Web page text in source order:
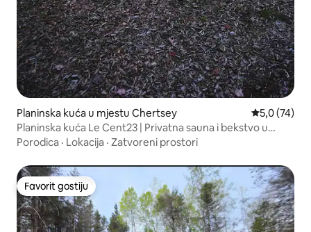
Planinska kuća u mjestu Chertsey prosječna
5,0 (74)
Planinska kuća Le Cent23 | Privatna sauna i bekstvo u
prirodu
Porodica · Lokacija · Zatvoreni prostori
Favorit gostiju
Favorit gostiju